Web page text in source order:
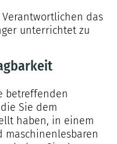
das
unterrichtet zu
betreffenden
Sie dem
haben, in einem
maschinenlesbaren